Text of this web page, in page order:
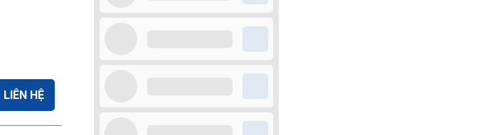
LIÊN HỆ